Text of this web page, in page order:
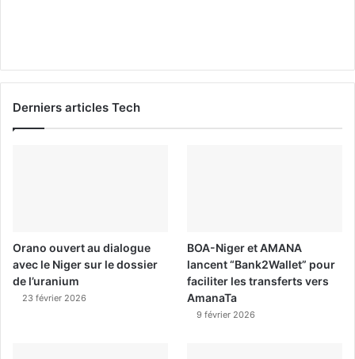
Derniers articles Tech
Orano ouvert au dialogue
avec le Niger sur le dossier
de l’uranium
23 février 2026
BOA-Niger et AMANA
lancent “Bank2Wallet” pour
faciliter les transferts vers
AmanaTa
9 février 2026